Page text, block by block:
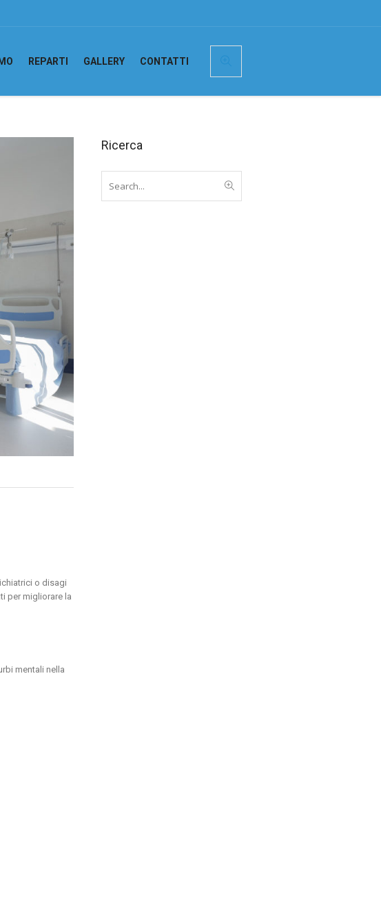
REPARTI GALLERY CONTATTI
o disagi
per migliorare la
mentali nella
Ricerca